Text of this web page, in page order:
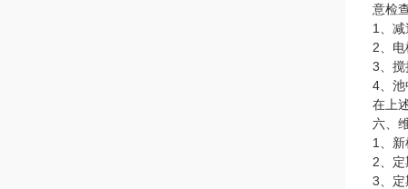
意检
1、
2、
3、搅
4、池
在上
六、
1、
2、
3、定